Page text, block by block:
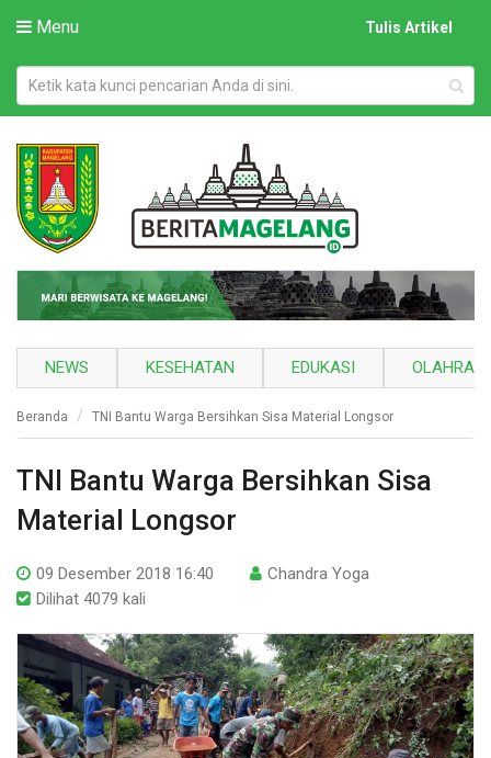
Menu Tulis Artikel
NEWS KESEHATAN EDUKASI
Beranda TNI Bantu Warga Bersihkan Sisa Material Longsor
TNI Bantu Warga Bersihkan Sisa
Material Longsor
09 Desember 2018 16:40
Chandra Yoga
Dilihat 4079 kali